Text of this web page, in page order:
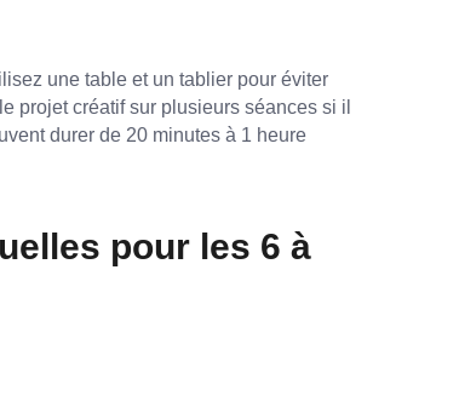
une table et un tablier pour éviter
projet créatif sur plusieurs séances si il
durer de 20 minutes à 1 heure
pour les 6 à